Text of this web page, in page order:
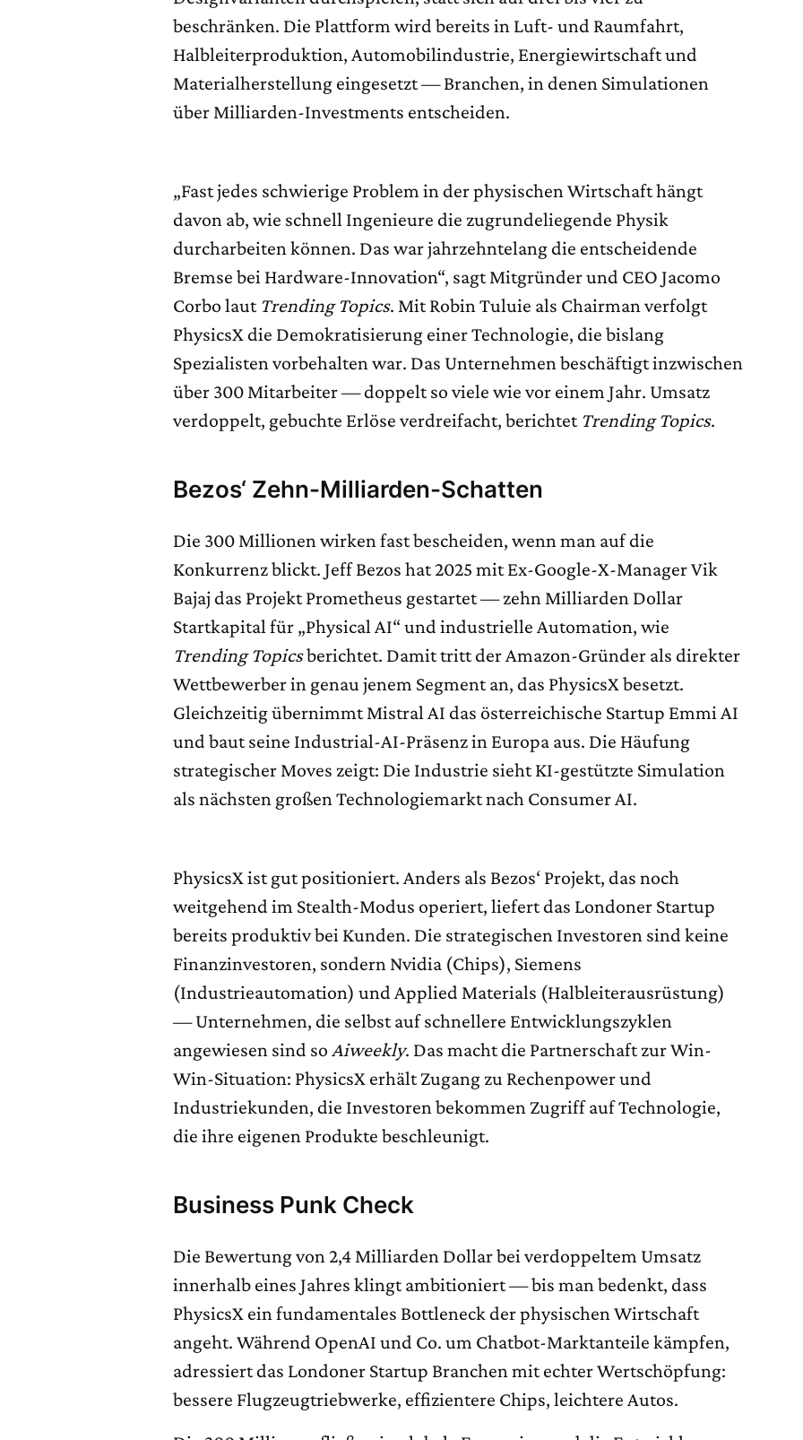
beschränken. Die Plattform wird bereits in Luft- und Raumfahrt,
Halbleiterproduktion, Automobilindustrie, Energiewirtschaft und
Materialherstellung eingesetzt — Branchen, in denen Simulationen
über Milliarden-Investments entscheiden.
„Fast jedes schwierige Problem in der physischen Wirtschaft hängt
davon ab, wie schnell Ingenieure die zugrundeliegende Physik
durcharbeiten können. Das war jahrzehntelang die entscheidende
Bremse bei Hardware-Innovation“, sagt Mitgründer und CEO Jacomo
Corbo laut Trending Topics. Mit Robin Tuluie als Chairman verfolgt
PhysicsX die Demokratisierung einer Technologie, die bislang
Spezialisten vorbehalten war. Das Unternehmen beschäftigt inzwischen
über 300 Mitarbeiter — doppelt so viele wie vor einem Jahr. Umsatz
verdoppelt, gebuchte Erlöse verdreifacht, berichtet Trending Topics.
Bezos‘ Zehn-Milliarden-Schatten
Die 300 Millionen wirken fast bescheiden, wenn man auf die
Konkurrenz blickt. Jeff Bezos hat 2025 mit Ex-Google-X-Manager Vik
Bajaj das Projekt Prometheus gestartet — zehn Milliarden Dollar
Startkapital für „Physical AI“ und industrielle Automation, wie
Trending Topicsberichtet. Damit tritt der Amazon-Gründer als direkter
Wettbewerber in genau jenem Segment an, das PhysicsX besetzt.
Gleichzeitig übernimmt Mistral AI das österreichische Startup Emmi AI
und baut seine Industrial-AI-Präsenz in Europa aus. Die Häufung
strategischer Moves zeigt: Die Industrie sieht KI-gestützte Simulation
als nächsten großen Technologiemarkt nach Consumer AI.
PhysicsX ist gut positioniert. Anders als Bezos‘ Projekt, das noch
weitgehend im Stealth-Modus operiert, liefert das Londoner Startup
bereits produktiv bei Kunden. Die strategischen Investoren sind keine
Finanzinvestoren, sondern Nvidia (Chips), Siemens
(Industrieautomation) und Applied Materials (Halbleiterausrüstung)
— Unternehmen, die selbst auf schnellere Entwicklungszyklen
angewiesen sind soAiweekly. Das macht die Partnerschaft zur Win-
Win-Situation: PhysicsX erhält Zugang zu Rechenpower und
Industriekunden, die Investoren bekommen Zugriff auf Technologie,
die ihre eigenen Produkte beschleunigt.
Business Punk Check
Die Bewertung von 2,4 Milliarden Dollar bei verdoppeltem Umsatz
innerhalb eines Jahres klingt ambitioniert — bis man bedenkt, dass
PhysicsX ein fundamentales Bottleneck der physischen Wirtschaft
angeht. Während OpenAI und Co. um Chatbot-Marktanteile kämpfen,
adressiert das Londoner Startup Branchen mit echter Wertschöpfung:
bessere Flugzeugtriebwerke, effizientere Chips, leichtere Autos.